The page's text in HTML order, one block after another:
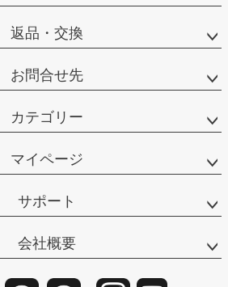
返品・交換
お問合せ先
カテゴリー
マイページ
サポート
会社概要